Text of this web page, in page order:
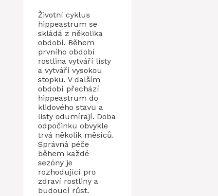
Životní cyklus
hippeastrum se
skládá z několika
období. Během
prvního období
rostlina vytváří listy
a vytváří vysokou
stopku. V dalším
období přechází
hippeastrum do
klidového stavu a
listy odumírají. Doba
odpočinku obvykle
trvá několik měsíců.
Správná péče
během každé
sezóny je
rozhodující pro
zdraví rostliny a
budoucí růst.